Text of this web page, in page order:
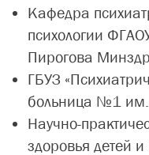
Кафедра
психологии
Пирогова
ГБУЗ
больница №1 им.
Научно-
здоровья детей и